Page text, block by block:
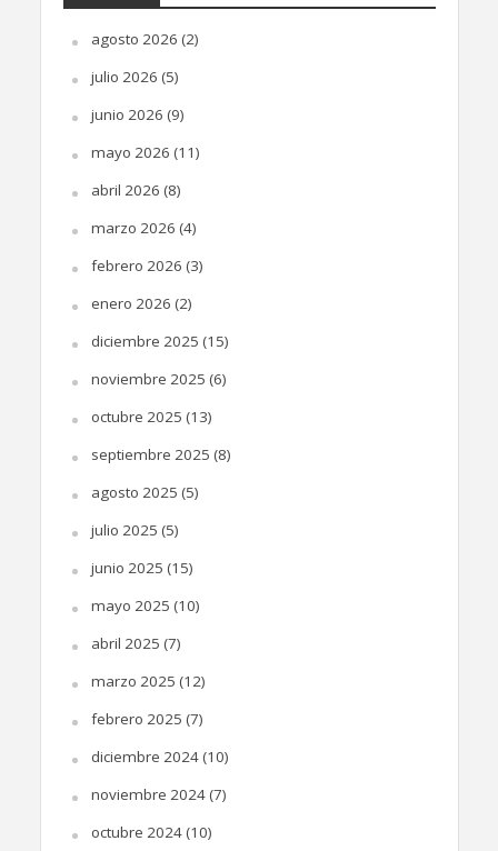
agosto 2026 (2)
julio 2026 (5)
junio 2026 (9)
mayo 2026 (11)
abril 2026 (8)
marzo 2026 (4)
febrero 2026 (3)
enero 2026 (2)
diciembre 2025 (15)
noviembre 2025 (6)
octubre 2025 (13)
septiembre 2025 (8)
agosto 2025 (5)
julio 2025 (5)
junio 2025 (15)
mayo 2025 (10)
abril 2025 (7)
marzo 2025 (12)
febrero 2025 (7)
diciembre 2024(10)
noviembre 2024(7)
octubre 2024(10)